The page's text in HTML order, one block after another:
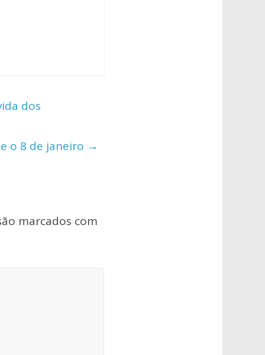
dos
o 8 de janeiro →
marcados com